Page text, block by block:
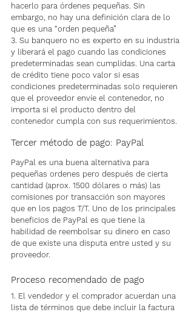
hacerlo para órdenes pequeñas. Sin
embargo, no hay una definición clara de lo
que es una “orden pequeña”
3. Su banquero no es experto en su industria
y liberará el pago cuando las condiciones
predeterminadas sean cumplidas. Una carta
de crédito tiene poco valor si esas
condiciones predeterminadas solo requieren
que el proveedor envíe el contenedor, no
importa si el producto dentro del
contenedor cumpla con sus requerimientos.
Tercer método de pago: PayPal
PayPal es una buena alternativa para
pequeñas ordenes pero después de cierta
cantidad (aprox. 1500 dólares o más) las
comisiones por transacción son mayores
que en los pagos T/T. Uno de los principales
beneficios de PayPal es que tiene la
habilidad de reembolsar su dinero en caso
de que existe una disputa entre usted y su
proveedor.
Proceso recomendado de pago
1. El vendedor y el comprador acuerdan una
lista de términos que debe incluir la factura